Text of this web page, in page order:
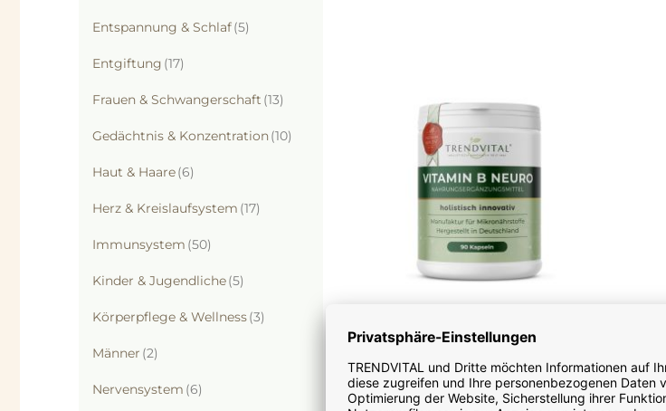
Entspannung & Schlaf 5Artikel
Entgiftung 17Artikel
Frauen & Schwangerschaft 13Artikel
Gedächtnis & Konzentration 10Artikel
Haut & Haare 6Artikel
Herz & Kreislaufsystem 17Artikel
Immunsystem 50Artikel
Kinder & Jugendliche 5Artikel
Körperpflege & Wellness 3Artikel
Männer 2Artikel
Nervensystem 6Artikel
Vitamin B Neuro
90 Kapseln
29,80 €